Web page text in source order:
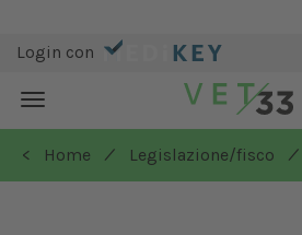
Login con
Toggle
navigation
< Home
/ Legislazione/fisco /